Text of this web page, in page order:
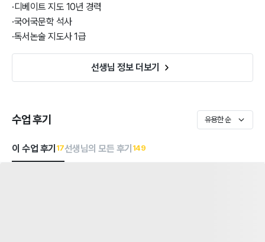
·디베이트 지도 10년 경력
·국어국문학 석사
·독서논술 지도사 1급
선생님 정보 더보기
수업 후기 유용한 순
이 수업 후기 17선생님의 모든 후기 149